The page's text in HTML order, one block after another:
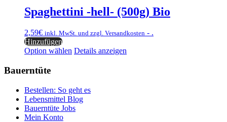
Spaghettini -hell- (500g) Bio
2,59€ inkl. MwSt. und zzgl. Versandkosten - .
Hinzufügen
Option wählen Details anzeigen
Bauerntüte
Bestellen: So geht es
Lebensmittel Blog
Bauerntüte Jobs
Mein Konto